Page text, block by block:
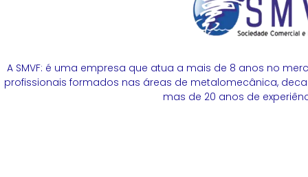
A SMVF: é uma empresa que atua a mais de 8 anos no
profissionais formados nas áreas de metalomecânica,
mas de 20 anos de